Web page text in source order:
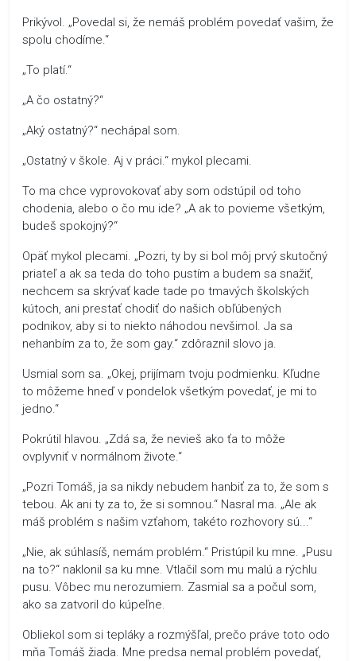
Prikývol. „Povedal si, že nemáš problém povedať vašim, že
spolu chodíme.“
„To platí.“
„A čo ostatný?“
„Aký ostatný?“ nechápal som.
„Ostatný v škole. Aj v práci.“ mykol plecami.
To ma chce vyprovokovať aby som odstúpil od toho
chodenia, alebo o čo mu ide? „A ak to povieme všetkým,
budeš spokojný?“
Opäť mykol plecami. „Pozri, ty by si bol môj prvý skutočný
priateľ a ak sa teda do toho pustím a budem sa snažiť,
nechcem sa skrývať kade tade po tmavých školských
kútoch, ani prestať chodiť do našich obľúbených
podnikov, aby si to niekto náhodou nevšimol. Ja sa
nehanbím za to, že som gay.“ zdôraznil slovo ja.
Usmial som sa. „Okej, prijímam tvoju podmienku. Kľudne
to môžeme hneď v pondelok všetkým povedať, je mi to
jedno.“
Pokrútil hlavou. „Zdá sa, že nevieš ako ťa to môže
ovplyvniť v normálnom živote.“
„Pozri Tomáš, ja sa nikdy nebudem hanbiť za to, že som s
tebou. Ak ani ty za to, že si somnou.“ Nasral ma. „Ale ak
máš problém s našim vzťahom, takéto rozhovory sú...“
„Nie, ak súhlasíš, nemám problém.“ Pristúpil ku mne. „Pusu
na to?“ naklonil sa ku mne. Vtlačil som mu malú a rýchlu
pusu. Vôbec mu nerozumiem. Zasmial sa a počul som,
ako sa zatvoril do kúpeľne.
Obliekol som si tepláky a rozmýšľal, prečo práve toto odo
mňa Tomáš žiada. Mne predsa nemal problém povedať,